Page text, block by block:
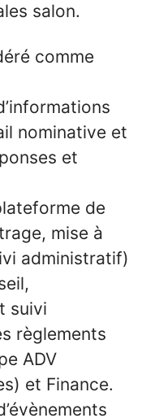
salon.
comme
nominative et
et
de
mise à
administratif)
suivi
règlements
ADV
et Finance.